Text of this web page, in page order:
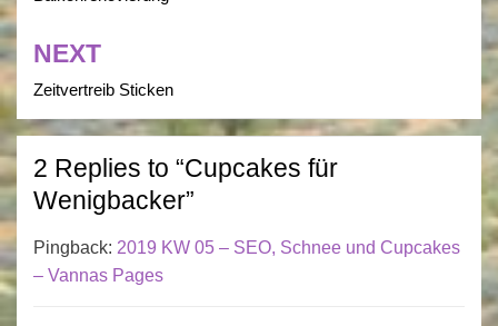
NEXT
Zeitvertreib Sticken
2 Replies to “Cupcakes für
Wenigbacker”
Pingback: 2019 KW 05 – SEO, Schnee und Cupcakes
– Vannas Pages